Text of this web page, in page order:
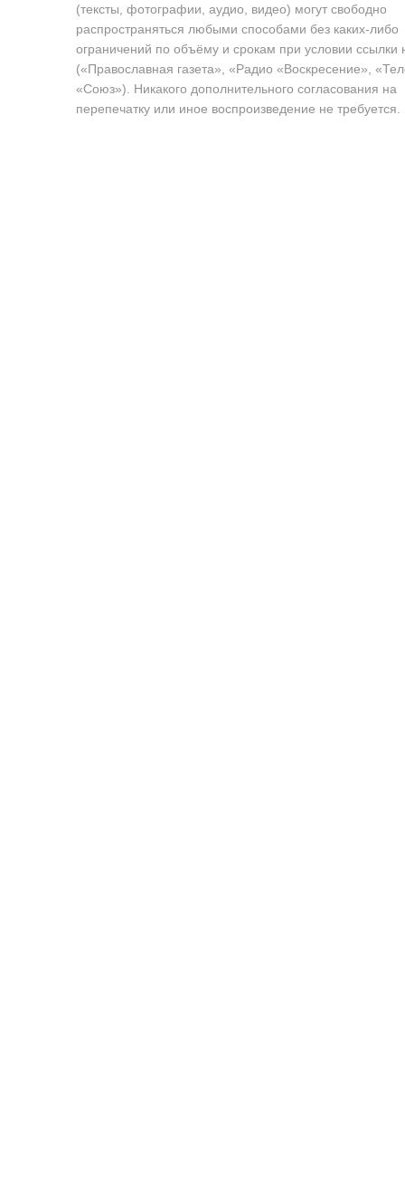
(тексты, фотографии, аудио, видео) могут свободно
распространяться любыми способами без каких-либо
ограничений по объёму и срокам при условии ссылки
(«Православная газета», «Радио «Воскресение»,
«Союз»). Никакого дополнительного согласования на
перепечатку или иное воспроизведение не требуется.